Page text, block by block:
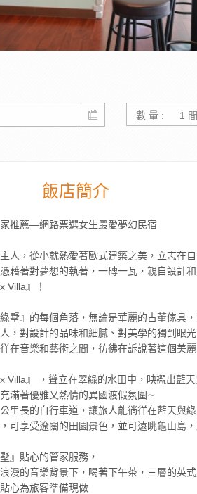
數 量 :
飯店簡介
推薦—網路票選女生最愛夢幻民宿
人，從小就熱愛著歐式建築之美，立志在
藉著對夢想的執著，一磚一瓦，親自設計
Villa』！
墅』的每個角落，無論是華麗的古董傢具
，對設計的品味和細膩、對美學的獨到眼
在音樂和藝術之間，彷彿在訴說著這個美
Villa』 ，聳立在翠綠的水田中，映襯出藍
滿著優雅又熱情的異國渡假氛圍∼
里長的自行車道，讓旅人能徜徉在藍天與
可享受遼闊的田園景色，並可遠眺龜山島
墅』貼心的管家服務，
漫的音樂背景下，喝著下午茶，三層的英
心為旅客準備現做